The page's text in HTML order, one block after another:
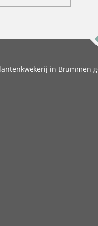
in Brummen